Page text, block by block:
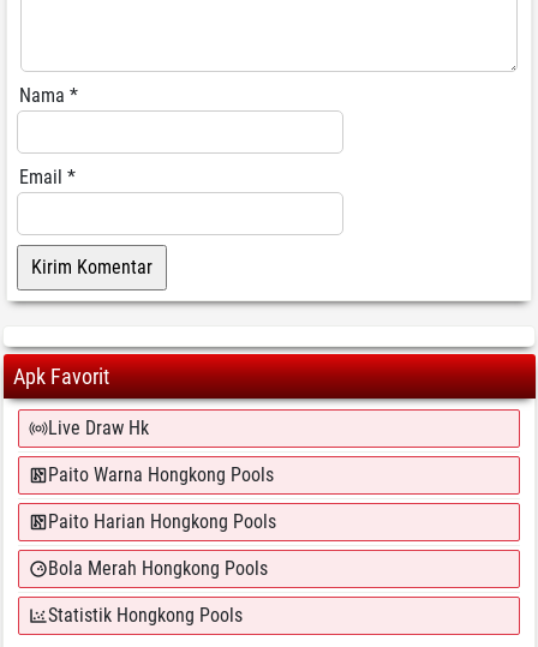
Nama *
Email *
Apk Favorit
Live Draw Hk
Paito Warna Hongkong Pools
Paito Harian Hongkong Pools
Bola Merah Hongkong Pools
Statistik Hongkong Pools